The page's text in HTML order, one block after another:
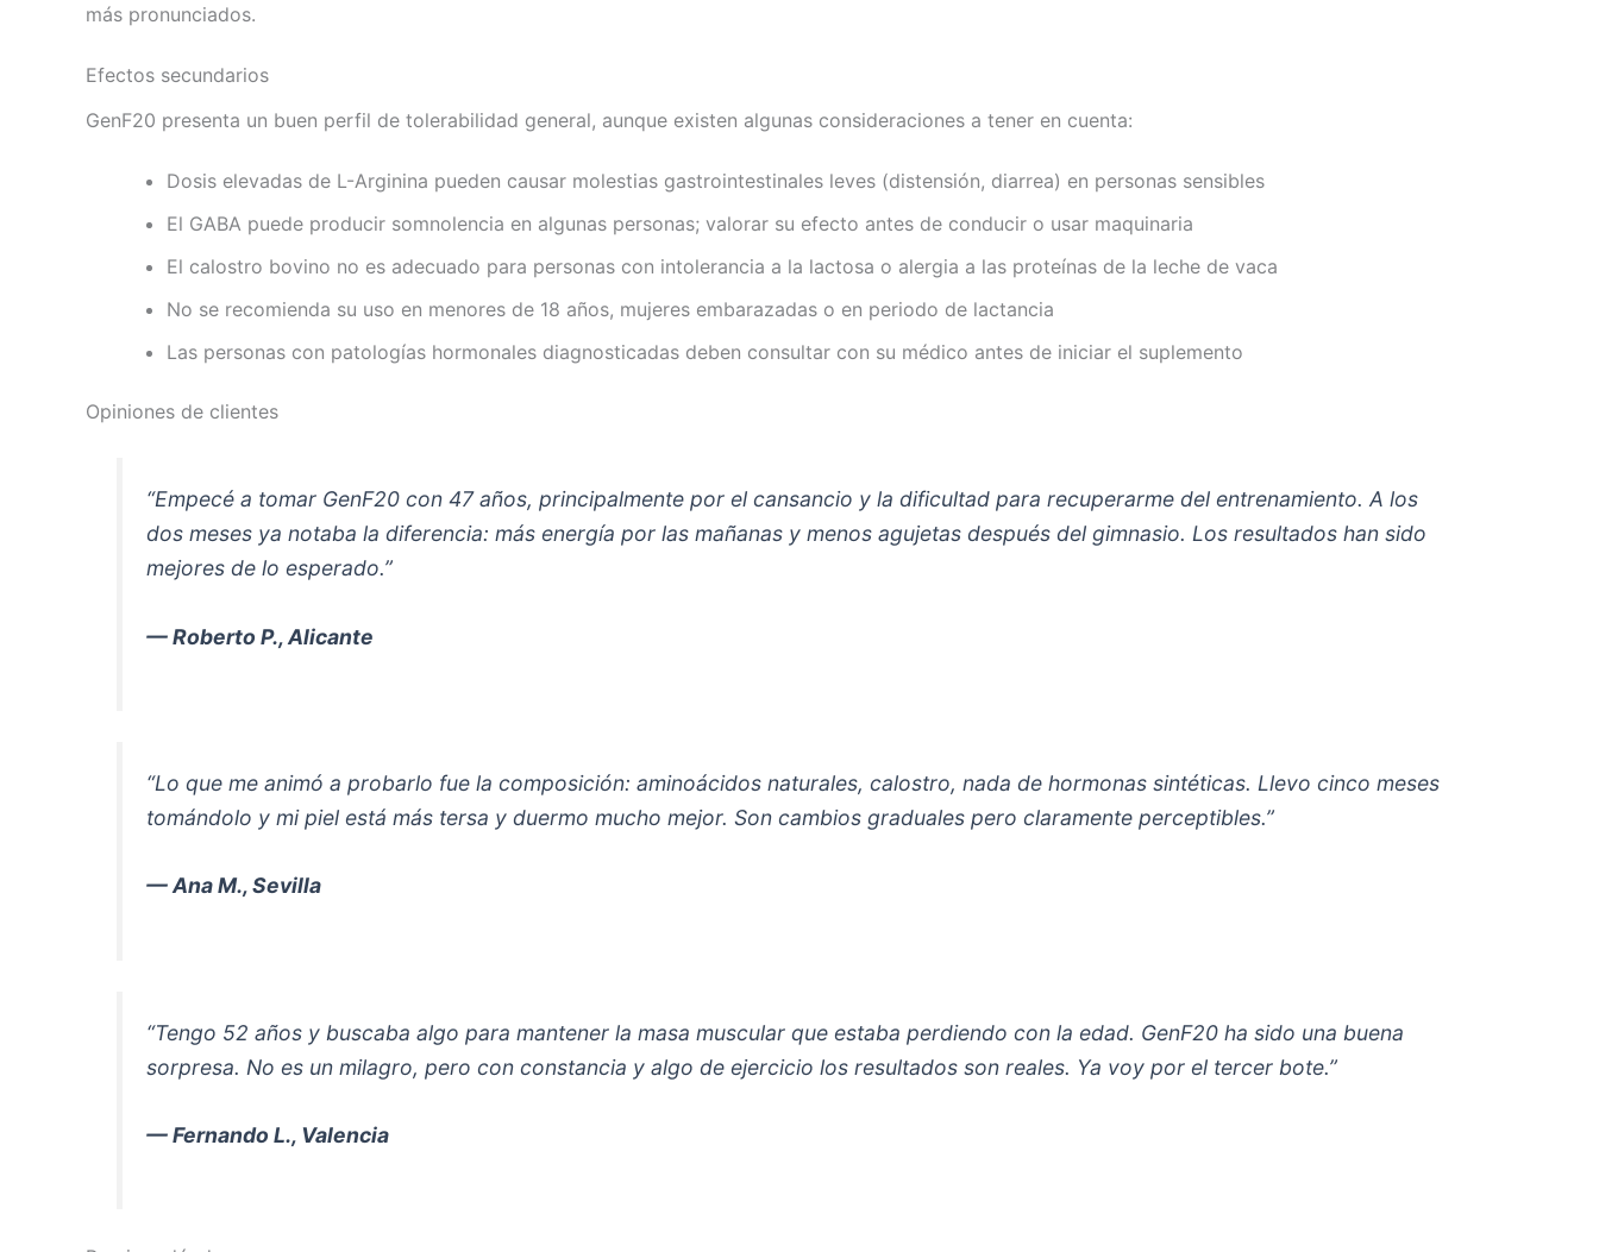
más pronunciados.
Efectos secundarios
GenF20 presenta un buen perfil de tolerabilidad general, aunque existen algunas consideraciones a tener en cuenta:
Dosis elevadas de L-Arginina pueden causar molestias gastrointestinales leves (distensión, diarrea) en personas sensibles
El GABA puede producir somnolencia en algunas personas; valorar su efecto antes de conducir o usar maquinaria
El calostro bovino no es adecuado para personas con intolerancia a la lactosa o alergia a las proteínas de la leche de vaca
No se recomienda su uso en menores de 18 años, mujeres embarazadas o en periodo de lactancia
Las personas con patologías hormonales diagnosticadas deben consultar con su médico antes de iniciar el suplemento
Opiniones de clientes
“Empecé a tomar GenF20 con 47 años, principalmente por el cansancio y la dificultad para recuperarme del entrenamiento. A los
dos meses ya notaba la diferencia: más energía por las mañanas y menos agujetas después del gimnasio. Los resultados han sido
mejores de lo esperado.”
— Roberto P., Alicante
“Lo que me animó a probarlo fue la composición: aminoácidos naturales, calostro, nada de hormonas sintéticas. Llevo cinco meses
tomándolo y mi piel está más tersa y duermo mucho mejor. Son cambios graduales pero claramente perceptibles.”
— Ana M., Sevilla
“Tengo 52 años y buscaba algo para mantener la masa muscular que estaba perdiendo con la edad. GenF20 ha sido una buena
sorpresa. No es un milagro, pero con constancia y algo de ejercicio los resultados son reales. Ya voy por el tercer bote.”
— Fernando L., Valencia